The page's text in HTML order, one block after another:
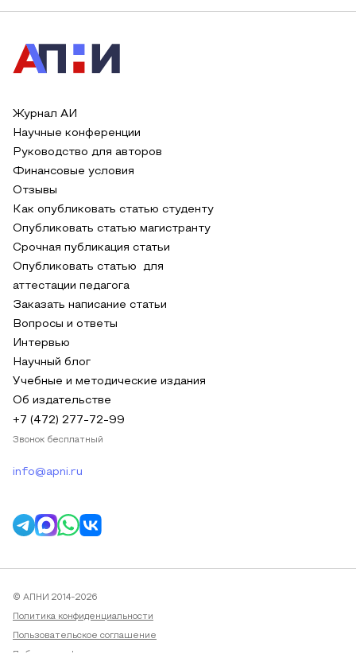
Журнал АИ
Научные конференции
Руководство для авторов
Финансовые условия
Отзывы
Как опубликовать статью студенту
Опубликовать статью магистранту
Срочная публикация статьи
Опубликовать статью для
аттестации педагога
Заказать написание статьи
Вопросы и ответы
Интервью
Научный блог
Учебные и методические издания
Об издательстве
+7 (472) 277-72-99
Звонок бесплатный
info@apni.ru
© АПНИ 2014-2026
Политика конфиденциальности
Пользовательское соглашение